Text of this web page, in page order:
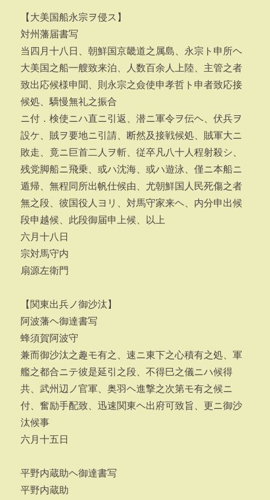
【大美国船永宗ヲ侵ス】
対州藩届書写
当四月十八日、朝鮮国京畿道之属島、永宗ト申所ヘ
大美国之船一艘致来泊、人数百余人上陸、主管之者
致出応候様申聞、則永宗之僉使申孝哲ト申者致応接
候処、驕慢無礼之振合
ニ付．検使ニハ直ニ引返、潜ニ軍令ヲ伝ヘ、伏兵ヲ
設ケ、賊ヲ要地ニ引請、断然及接戦候処、賊軍大ニ
敗走、竟ニ巨首二人ヲ斬、従卒凡八十人程射殺シ、
残党脚船ニ飛乗、或ハ沈海、或ハ遊泳、僅ニ本船ニ
遁帰、無程同所出帆仕候由、尤朝鮮国人民死傷之者
無之段、彼国役人ヨリ、対馬守家来ヘ、内分申出候
段申越候、此段御届申上候、以上
六月十八日
宗対馬守内
扇源左衛門
【関東出兵ノ御沙汰】
阿波藩ヘ御達書写
蜂須賀阿波守
兼而御沙汰之趣モ有之、速ニ東下之心積有之処、軍
艦之都合ニテ彼是延引之段、不得巳之儀ニハ候得
共、武州辺ノ官軍、奥羽ヘ進撃之次第モ有之候ニ
付、奮励手配致、迅速関東ヘ出府可致旨、更ニ御沙
汰候事
六月十五日
平野内蔵助ヘ御達書写
平野内蔵助